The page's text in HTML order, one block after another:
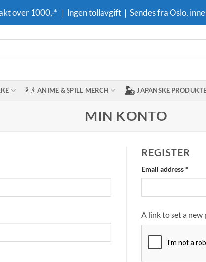
over 1000,-* ｜Ingen tollavgift｜Sendes fra Oslo,
ANIME & SPILL MERCH JAPANSKE
MIN KONTO
REGISTER
Email address*
A link to set a new